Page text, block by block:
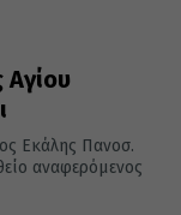
Αγίου
Εκάλης Πανοσ.
αναφερόμενος